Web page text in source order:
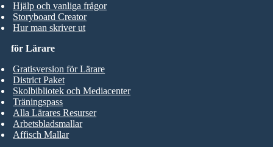
Hjälp och vanliga frågor
Storyboard Creator
Hur man skriver ut
för Lärare
Gratisversion för Lärare
District Paket
Skolbibliotek och Mediacenter
Träningspass
Alla Lärares Resurser
Arbetsbladsmallar
Affisch Mallar